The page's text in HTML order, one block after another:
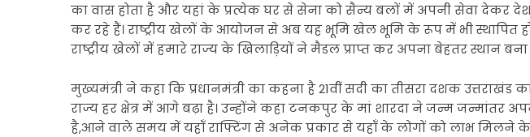
का वास होता है और यहां के प्रत्येक घर से सेना को सैन्य बलों में अपनी सेवा देकर
कर रहे हैं। राष्ट्रीय खेलों के आयोजन से अब यह भूमि खेल भूमि के रूप में भी स्थापित
राष्ट्रीय खेलों में हमारे राज्य के खिलाड़ियों ने मैडल प्राप्त कर अपना बेहतर स्थान बना
मुख्यमंत्री ने कहा कि प्रधानमंत्री का कहना है 21वीं सदी का तीसरा दशक
राज्य हर क्षेत्र में आगे बढ़ा है। उन्होंने कहा टनकपुर के मां शारदा ने जन्म जन्मांतर
है,आने वाले समय में यहॉं राफ्टिंग से अनेक प्रकार से यहॉं के लोगों को लाभ मिलने के